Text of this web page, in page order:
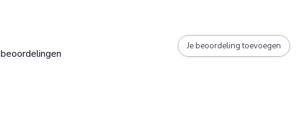
beoordelingen
Je beoordeling toevoegen